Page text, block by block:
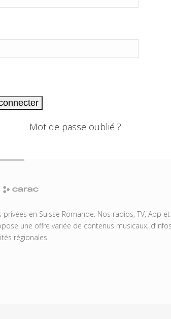
Mot de passe oublié ?
en Suisse Romande. Nos radios, TV, App
une offre variée de contenus musicaux,
régionales.